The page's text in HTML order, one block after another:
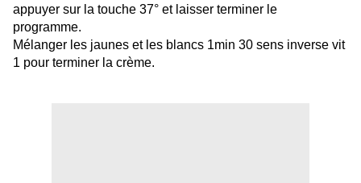
appuyer sur la touche 37° et laisser terminer le
programme.
Mélanger les jaunes et les blancs 1min 30 sens inverse vit
1 pour terminer la crème.